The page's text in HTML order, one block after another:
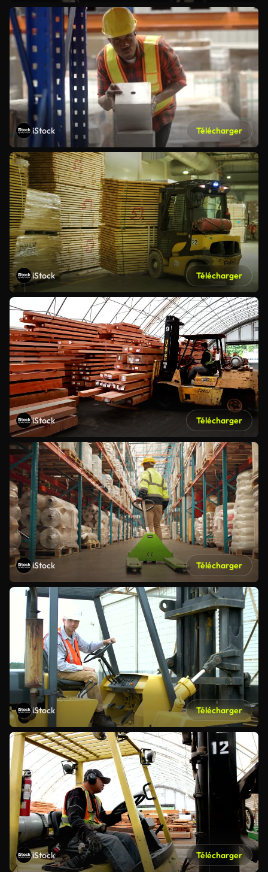
iStock Télécharger
iStock Télécharger
iStock Télécharger
iStock Télécharger
iStock Télécharger
iStock Télécharger